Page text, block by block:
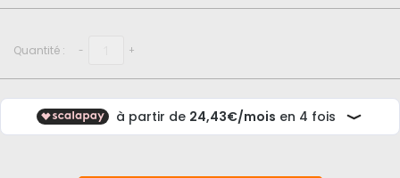
début
la
d’images
Quantité : - +